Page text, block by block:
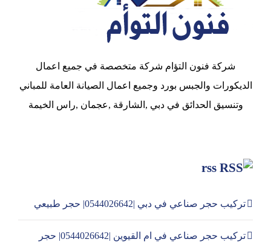
شركة فنون التؤام شركة متخصصة في جميع اعمال
الديكورات والجبس بورد وجميع اعمال الصيانة العامة للمباني
وتنسيق الحدائق في دبي ,الشارقة ,عجمان ,راس الخيمة
rss
تركيب حجر صناعي في دبي |0544026642| حجر طبيعي
تركيب حجر صناعي في ام القيوين |0544026642| حجر